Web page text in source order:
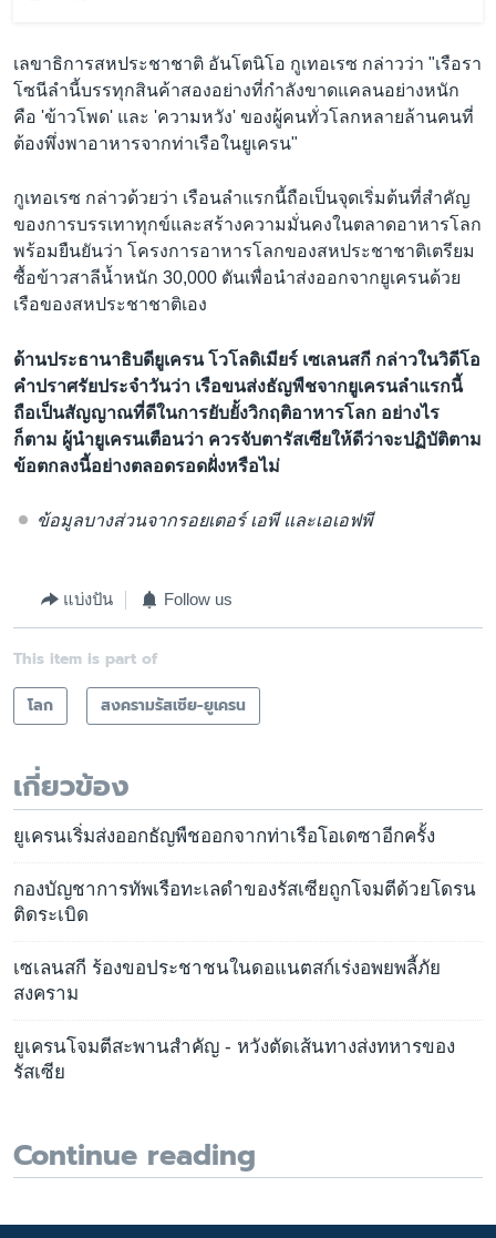
เลขาธิการสหประชาชาติ อันโตนิโอ กูเทอเรซ กล่าวว่า "เรือรา
โซนีลำนี้บรรทุกสินค้าสองอย่างที่กำลังขาดแคลนอย่างหนัก
คือ 'ข้าวโพด' และ 'ความหวัง' ของผู้คนทั่วโลกหลายล้านคนที่
ต้องพึ่งพาอาหารจากท่าเรือในยูเครน"
กูเทอเรซ กล่าวด้วยว่า เรือนลำแรกนี้ถือเป็นจุดเริ่มต้นที่สำคัญ
ของการบรรเทาทุกข์และสร้างความมั่นคงในตลาดอาหารโลก
พร้อมยืนยันว่า โครงการอาหารโลกของสหประชาชาติเตรียม
ซื้อข้าวสาลีน้ำหนัก 30,000 ตันเพื่อนำส่งออกจากยูเครนด้วย
เรือของสหประชาชาติเอง
ด้านประธานาธิบดียูเครน โวโลดิเมียร์ เซเลนสกี กล่าวในวิดีโอ
คำปราศรัยประจำวันว่า เรือขนส่งธัญพืชจากยูเครนลำแรกนี้
ถือเป็นสัญญาณที่ดีในการยับยั้งวิกฤติอาหารโลก อย่างไร
ก็ตาม ผู้นำยูเครนเตือนว่า ควรจับตารัสเซียให้ดีว่าจะปฏิบัติตาม
ข้อตกลงนี้อย่างตลอดรอดฝั่งหรือไม่
ข้อมูลบางส่วนจากรอยเตอร์ เอพี และเอเอฟพี
แบ่งปัน Follow us
This item is part of
โลก
สงครามรัสเซีย-ยูเครน
เกี่ยวข้อง
ยูเครนเริ่มส่งออกธัญพืชออกจากท่าเรือโอเดซาอีกครั้ง
กองบัญชาการทัพเรือทะเลดำของรัสเซียถูกโจมตีด้วยโดรน
ติดระเบิด
เซเลนสกี ร้องขอประชาชนในดอแนตสก์เร่งอพยพลี้ภัย
สงคราม
ยูเครนโจมตีสะพานสำคัญ - หวังตัดเส้นทางส่งทหารของ
รัสเซีย
Continue reading